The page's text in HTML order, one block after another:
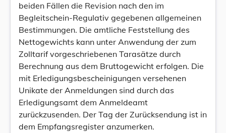
beiden Fällen die Revision nach den im
Begleitschein-Regulativ gegebenen allgemeinen
Bestimmungen. Die amtliche Feststellung des
Nettogewichts kann unter Anwendung der zum
Zolltarif vorgeschriebenen Tarasätze durch
Berechnung aus dem Bruttogewicht erfolgen. Die
mit Erledigungsbescheinigungen versehenen
Unikate der Anmeldungen sind durch das
Erledigungsamt dem Anmeldeamt
zurückzusenden. Der Tag der Zurücksendung ist in
dem Empfangsregister anzumerken.